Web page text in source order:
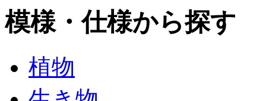
模様・仕様から探す
植物